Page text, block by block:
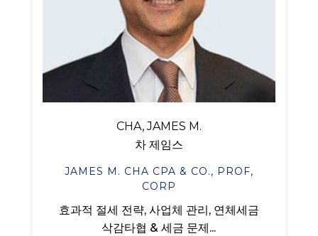
CHA, JAMES M.
차 제임스
JAMES M. CHA CPA & CO., PROF,
CORP
효과적 절세 전략, 사업체 관리, 연체세금
삭감타협 & 세금 문제...